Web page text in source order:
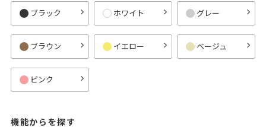
ブラック ホワイト グレー
ブラウン イエロー ベージュ
ピンク
機能からを探す